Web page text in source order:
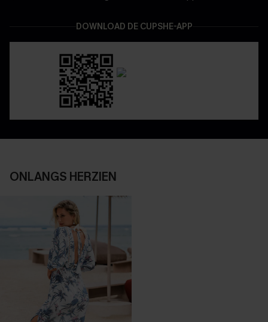
DOWNLOAD DE CUPSHE-APP
ONLANGS HERZIEN